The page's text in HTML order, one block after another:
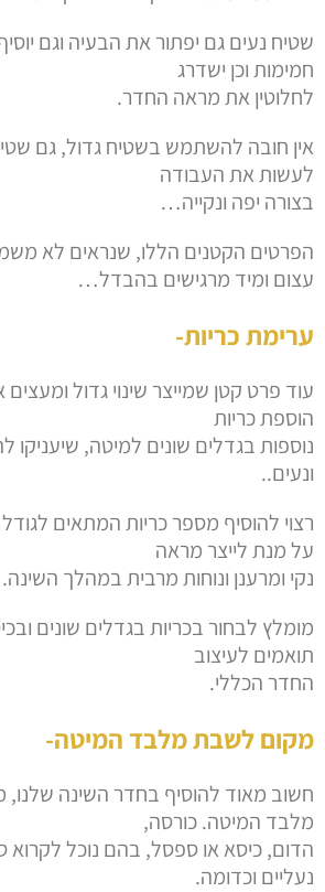
שטיח נעים גם יפתור את הבעיה וגם
חמימות וכן ישדרג
לחלוטין את מראה החדר.
אין חובה להשתמש בשטיח גדול, גם
לעשות את העבודה
בצורה יפה ונקייה…
הפרטים הקטנים הללו, שנראים לא
עצום ומיד מרגישים בהבדל…
ערימת כריות-
עוד פרט קטן שמייצר שינוי גדול
הוספת כריות
נוספות בגדלים שונים למיטה, שיעניקו
ונעים..
רצוי להוסיף מספר כריות המתאים
על מנת לייצר מראה
נקי ומרענן ונוחות מרבית במהלך השינה.
מומלץ לבחור בכריות בגדלים שונים
תואמים לעיצוב
החדר הכללי.
מקום לשבת מלבד המיטה-
חשוב מאוד להוסיף בחדר השינה
מלבד המיטה. כורסה,
הדום, כיסא או ספסל, בהם נוכל לקרוא
נעליים וכדומה.